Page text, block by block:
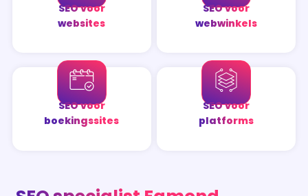
SEO voor
websites
SEO voor
webwinkels
SEO voor
boekingssites
SEO voor
platforms